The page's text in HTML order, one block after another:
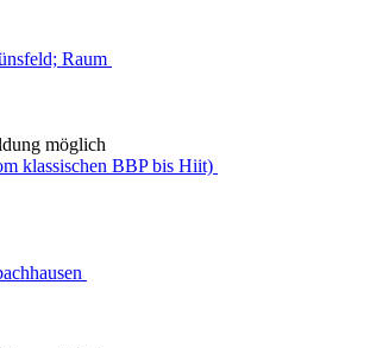
Raum
möglich
klassischen BBP bis Hiit)